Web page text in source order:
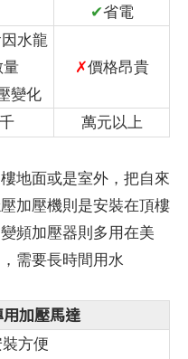
✔省電
水龍
變化
✗價格昂貴
萬元以上
地面或是室外，把自來
加壓機則是安裝在頂樓
頻加壓器則多用在美
需要長時間用水
加壓馬達
方便